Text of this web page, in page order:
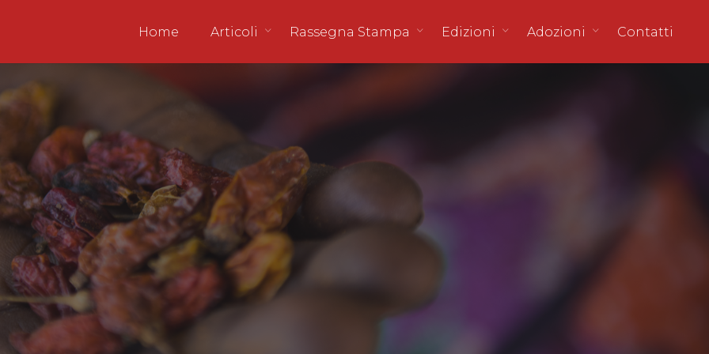
Home Articoli Rassegna Stampa Edizioni Adozioni Contatti